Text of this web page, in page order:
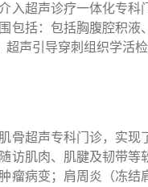
入超声诊疗一体化专
包括：包括胸腹腔积
超声引导穿刺组织学活
骨超声专科门诊，实
访肌肉、肌腱及韧带
瘤病变；肩周炎（冻